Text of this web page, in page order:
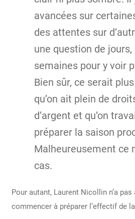
avancées sur
des attentes sur
une question de jours,
semaines pour y voir
Bien sûr, ce serait
qu’on ait plein de
d’argent et qu’on
préparer la saison
Malheureusement ce
cas.
Pour autant, Laurent Nicollin n’a
commencer à préparer l’effectif de